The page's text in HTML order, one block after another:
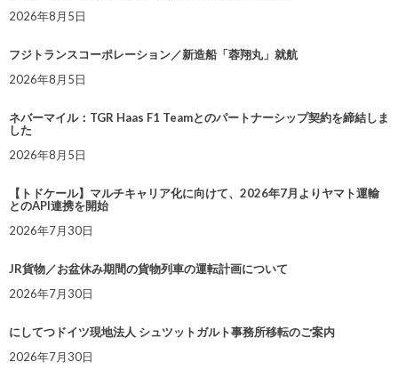
2026年8月5日
フジトランスコーポレーション／新造船「蓉翔丸」就航
2026年8月5日
ネバーマイル：TGR Haas F1 Teamとのパートナーシップ契約を締結しま
した
2026年8月5日
【トドケール】マルチキャリア化に向けて、2026年7月よりヤマト運輸
とのAPI連携を開始
2026年7月30日
JR貨物／お盆休み期間の貨物列車の運転計画について
2026年7月30日
にしてつドイツ現地法人 シュツットガルト事務所移転のご案内
2026年7月30日